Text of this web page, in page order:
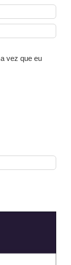
vez que eu